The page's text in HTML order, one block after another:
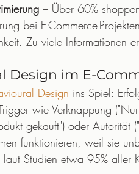
– Über 60%
bei E-Commerce-
Zu viele Informationen
Design im E-
Design ins Spiel:
wie Verknappung
gekauft") oder Autorität
funktionieren, weil sie
Studien etwa 95% aller